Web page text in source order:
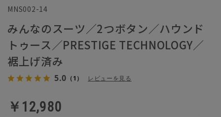
MNS002-14
みんなのスーツ／2つボタン／ハウンド
トゥース／PRESTIGE TECHNOLOGY／
裾上げ済み
5.0 （1） レビューを見る
￥12,980